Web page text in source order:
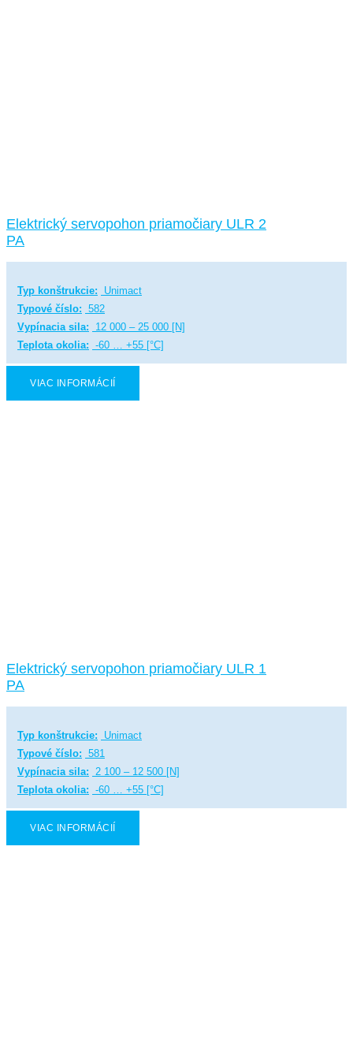
Elektrický servopohon priamočiary ULR 2
PA
Typ konštrukcie:
Unimact
Typové číslo: 582
Vypínacia sila:
12 000 – 25 000 [N]
Teplota okolia: -60 … +55 [°C]
VIAC INFORMÁCIÍ
Elektrický servopohon priamočiary ULR 1
PA
Typ konštrukcie:
Unimact
Typové číslo: 581
Vypínacia sila:
2 100 – 12 500 [N]
Teplota okolia: -60 … +55 [°C]
VIAC INFORMÁCIÍ